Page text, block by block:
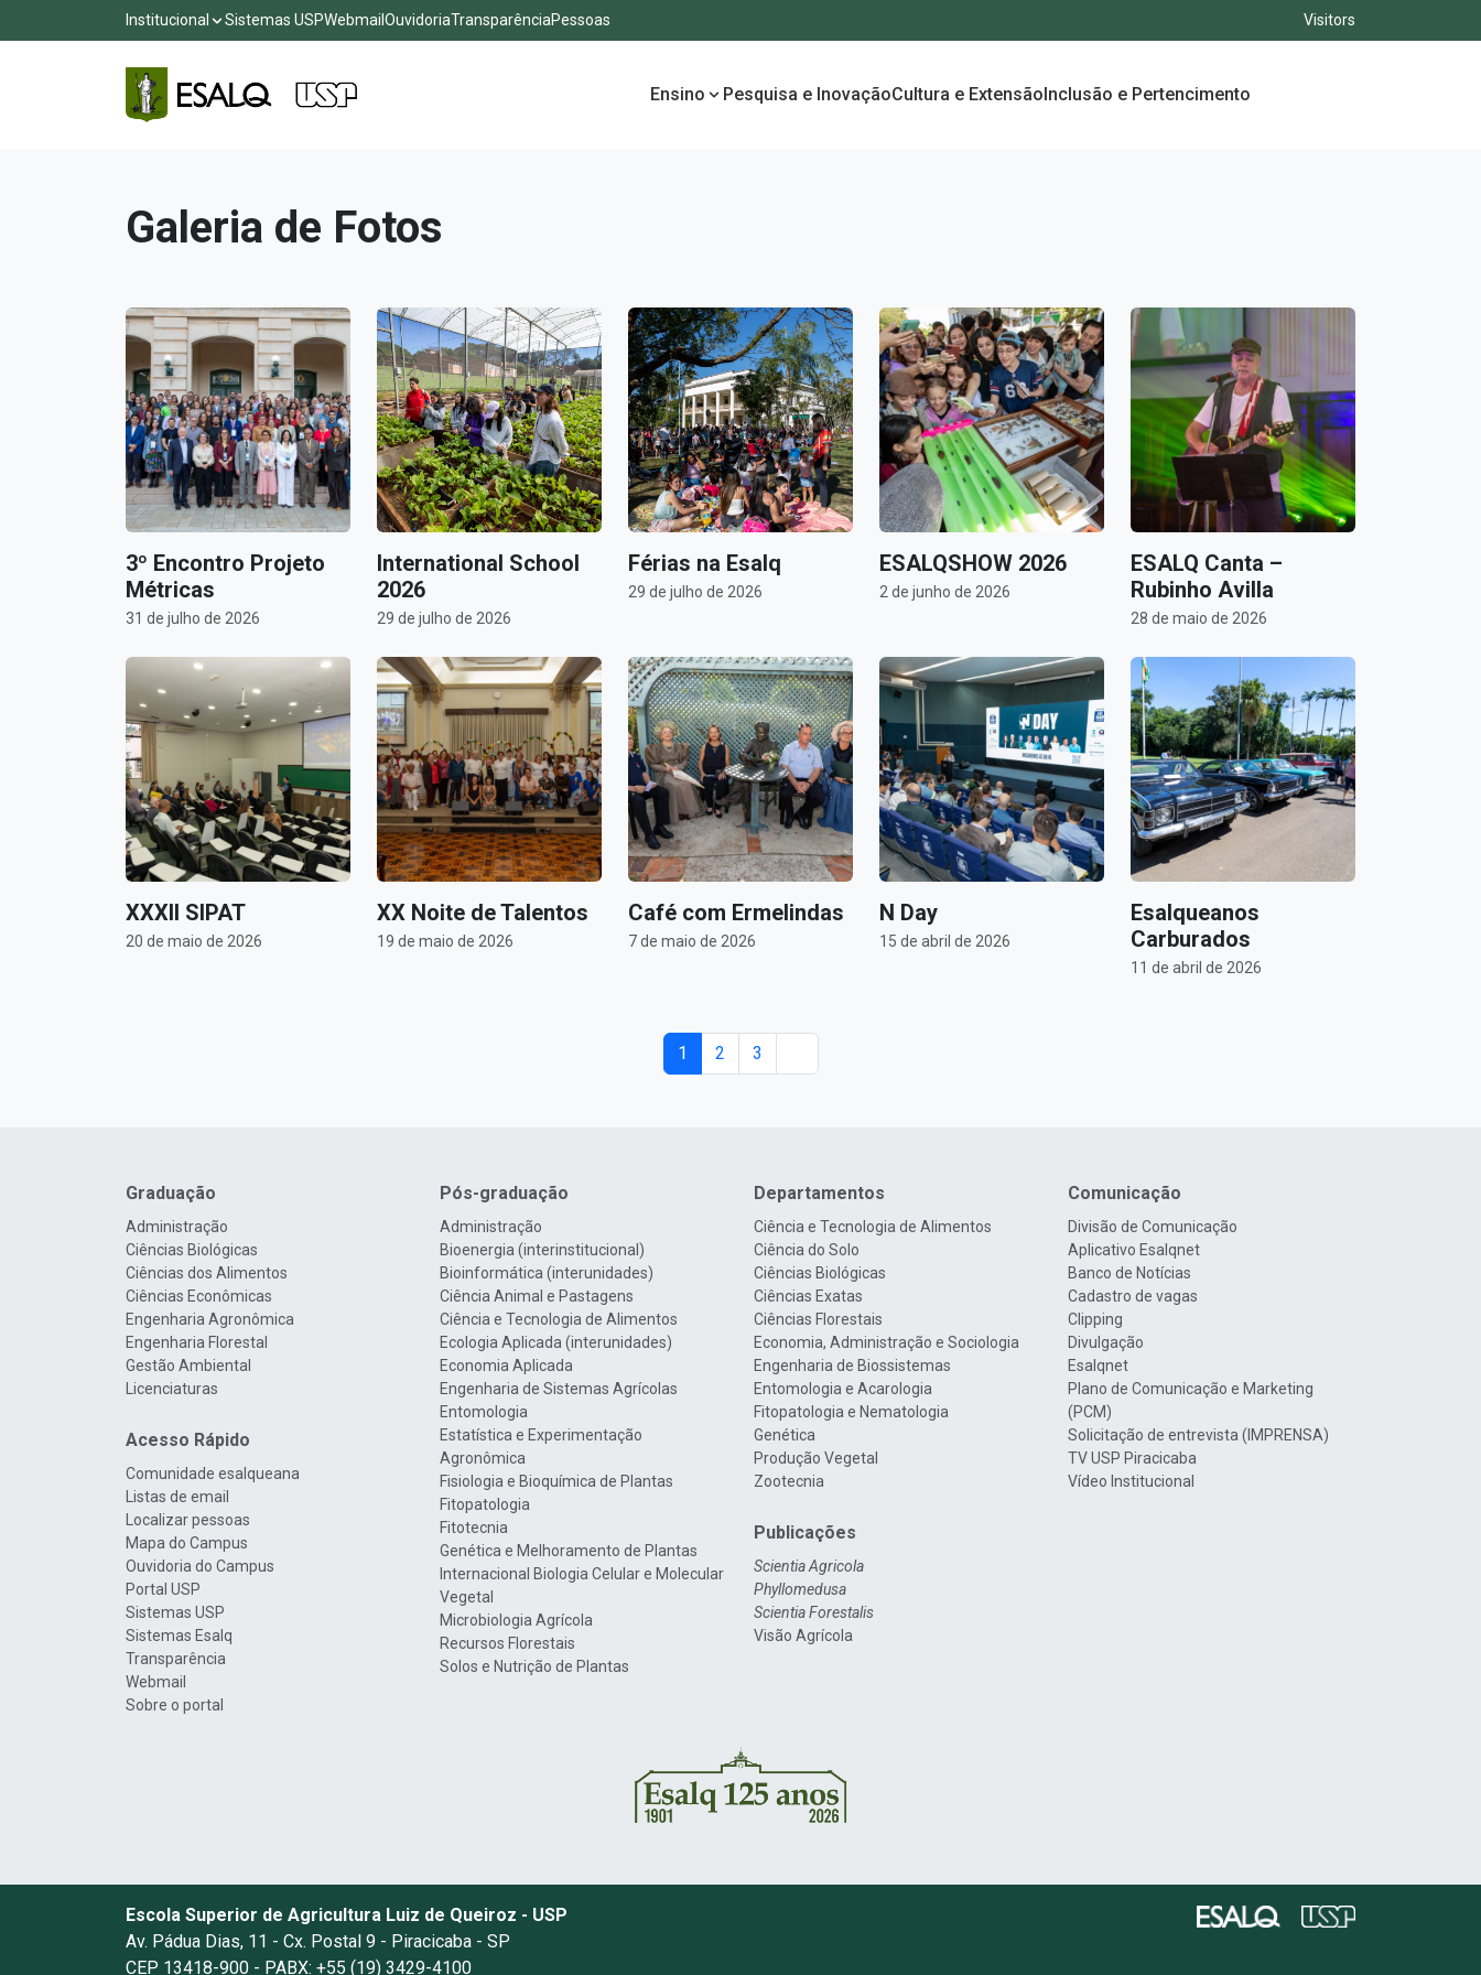
Institucional Sistemas USPWebmail OuvidoriaTransparênciaPessoas Visitors
Ensino Pesquisa e InovaçãoCultura e ExtensãoInclusão e Pertencimento
Galeria de Fotos
3º Encontro Projeto
Métricas
31 de julho de 2026
International School
2026
29 de julho de 2026
Férias na Esalq
29 de julho de 2026
ESALQSHOW 2026
2 de junho de 2026
ESALQ Canta –
Rubinho Avilla
28 de maio de 2026
XXXII SIPAT
20 de maio de 2026
XX Noite de Talentos
19 de maio de 2026
Café com Ermelindas
7 de maio de 2026
N Day
15 de abril de 2026
Esalqueanos
Carburados
11 de abril de 2026
1 2 3
Graduação
Administração
Ciências Biológicas
Ciências dos Alimentos
Ciências Econômicas
Engenharia Agronômica
Engenharia Florestal
Gestão Ambiental
Licenciaturas
Acesso Rápido
Comunidade esalqueana
Listas de email
Localizar pessoas
Mapa do Campus
Ouvidoria do Campus
Portal USP
Sistemas USP
Sistemas Esalq
Transparência
Webmail
Sobre o portal
Pós-graduação
Administração
Bioenergia (interinstitucional)
Bioinformática (interunidades)
Ciência Animal e Pastagens
Ciência e Tecnologia de Alimentos
Ecologia Aplicada (interunidades)
Economia Aplicada
Engenharia de Sistemas Agrícolas
Entomologia
Estatística e Experimentação
Agronômica
Fisiologia e Bioquímica de Plantas
Fitopatologia
Fitotecnia
Genética e Melhoramento de Plantas
Internacional Biologia Celular e Molecular
Vegetal
Microbiologia Agrícola
Recursos Florestais
Solos e Nutrição de Plantas
Departamentos
Ciência e Tecnologia de Alimentos
Ciência do Solo
Ciências Biológicas
Ciências Exatas
Ciências Florestais
Economia, Administração e Sociologia
Engenharia de Biossistemas
Entomologia e Acarologia
Fitopatologia e Nematologia
Genética
Produção Vegetal
Zootecnia
Publicações
Scientia Agricola
Phyllomedusa
Scientia Forestalis
Visão Agrícola
Comunicação
Divisão de Comunicação
Aplicativo Esalqnet
Banco de Notícias
Cadastro de vagas
Clipping
Divulgação
Esalqnet
Plano de Comunicação e Marketing
(PCM)
Solicitação de entrevista (IMPRENSA)
TV USP Piracicaba
Vídeo Institucional
Escola Superior de Agricultura Luiz de Queiroz - USP
Av. Pádua Dias, 11 - Cx. Postal 9 - Piracicaba - SP
CEP 13418-900 - PABX: +55 (19) 3429-4100